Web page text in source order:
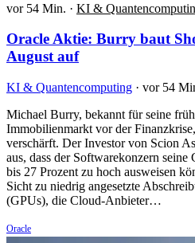
vor 54 Min. · KI &
Oracle Aktie: Burry baut
August auf
KI & Quantencomputing · vor 54
Michael Burry, bekannt für seine
Immobilienmarkt vor der
verschärft. Der Investor von Scion
aus, dass der Softwarekonzern
bis 27 Prozent zu hoch ausweisen
Sicht zu niedrig angesetzte
(GPUs), die Cloud-Anbieter…
Oracle